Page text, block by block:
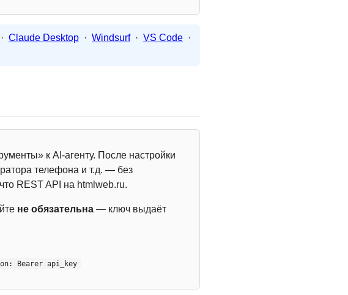
· Claude Desktop · Windsurf · VS Code ·
к AI-агенту. После настройки
телефона и т.д. — без
REST API на htmlweb.ru.
не обязательна — ключ выдаёт
Bearer api_key